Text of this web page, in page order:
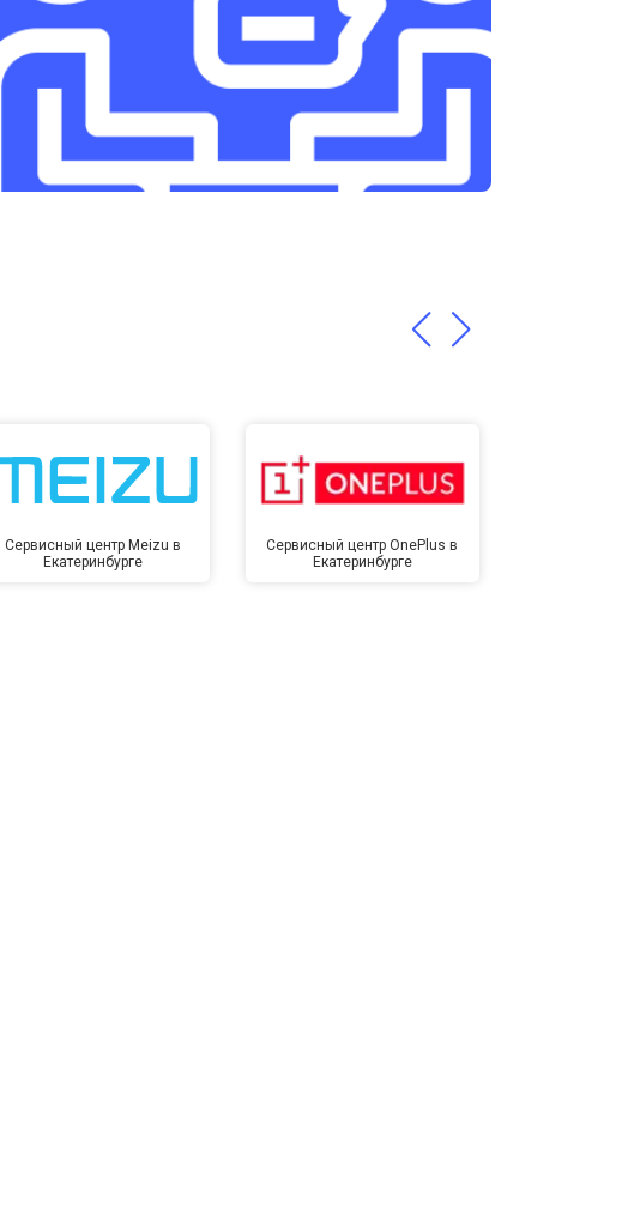
от 950 ₽ Заказать
от 1750 ₽
Сервисный центр Meizu в
Екатеринбурге
Сервисный центр OnePlus в
Екатеринбурге